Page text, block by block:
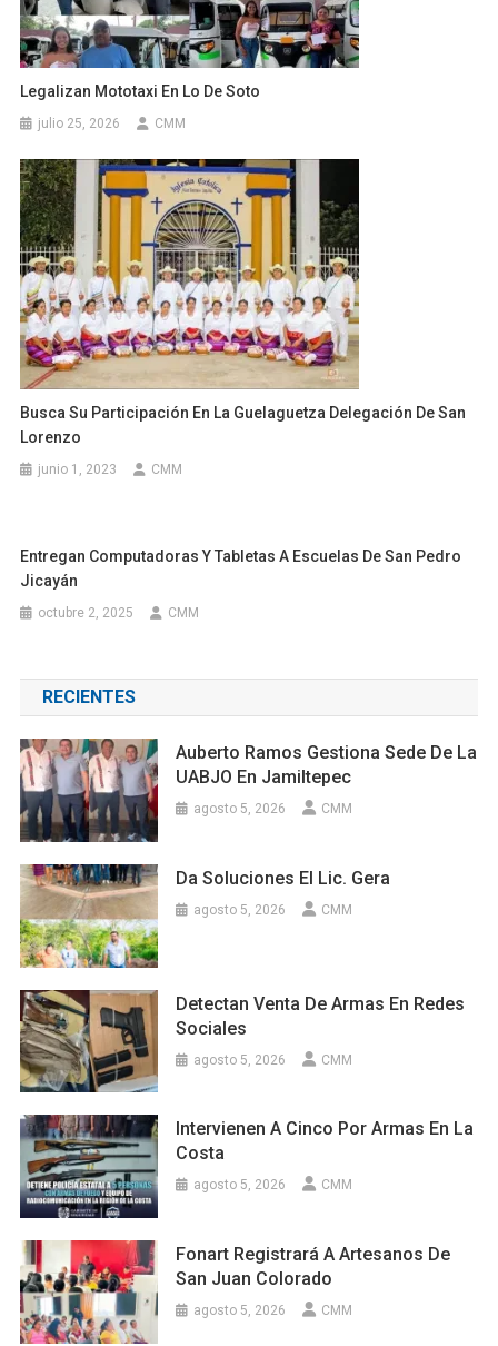
Legalizan Mototaxi En Lo De Soto
julio 25, 2026 CMM
Busca Su Participación En La Guelaguetza Delegación De San
Lorenzo
junio 1, 2023 CMM
Entregan Computadoras Y Tabletas A Escuelas De San Pedro
Jicayán
octubre 2, 2025 CMM
RECIENTES
Auberto Ramos Gestiona Sede De La
UABJO En Jamiltepec
agosto 5, 2026 CMM
Da Soluciones El Lic. Gera
agosto 5, 2026 CMM
Detectan Venta De Armas En Redes
Sociales
agosto 5, 2026 CMM
Intervienen A Cinco Por Armas En La
Costa
agosto 5, 2026 CMM
Fonart Registrará A Artesanos De
San Juan Colorado
agosto 5, 2026 CMM